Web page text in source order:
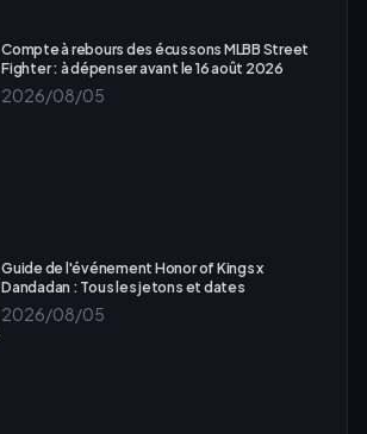
Compte à rebours des écussons MLBB Street
Fighter : à dépenser avant le 16 août 2026
2026/08/05
Guide de l'événement Honor of Kings x
Dandadan : Tous les jetons et dates
2026/08/05